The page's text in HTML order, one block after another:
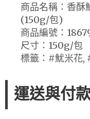
商品名稱：香酥
(150g/包)
商品編號：
尺寸：150g/包
標籤：#魷米花,
運送與付